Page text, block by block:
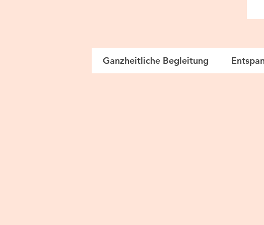
Ganzheitliche Begleitung